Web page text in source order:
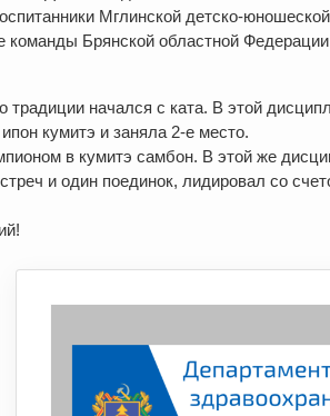
Мглинской детско-
Брянской областной
начался с ката. В этой
кумитэ и заняла 2-е место.
в кумитэ самбон. В этой же
и один поединок, лидировал со